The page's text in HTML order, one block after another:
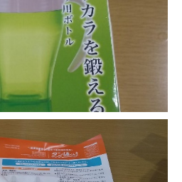
-誤嚥のQ&A(コラム)
-誤嚥・誤嚥性肺炎の予防策
会社情報
ショップ
電話する